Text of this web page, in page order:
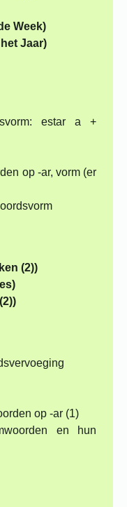
Week)
Jaar)
estar a +
op -ar, vorm (er
(2))
op -ar (1)
en hun